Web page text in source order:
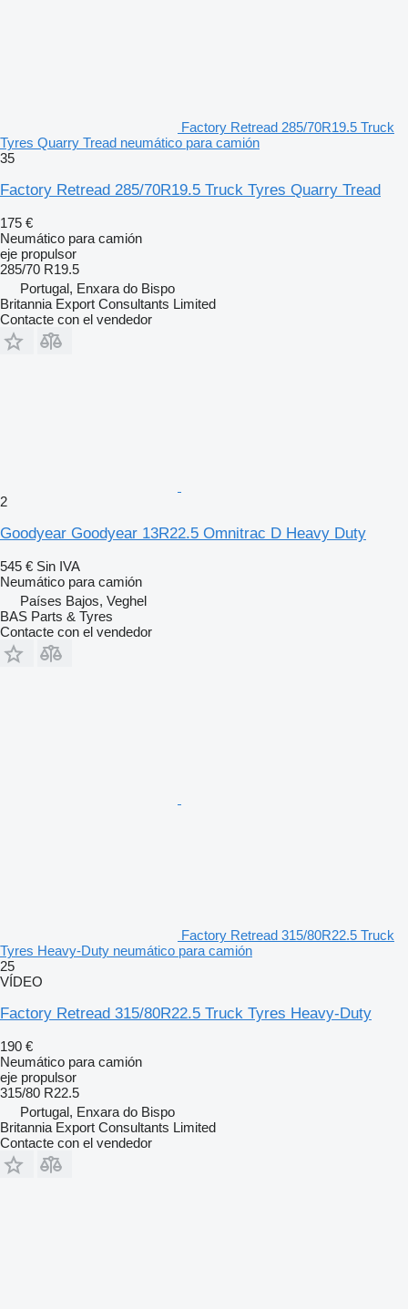
Factory Retread 285/70R19.5 Truck
Tyres Quarry Tread neumático para camión
35
Factory Retread 285/70R19.5 Truck Tyres Quarry Tread
175 €
Neumático para camión
eje propulsor
285/70 R19.5
Portugal, Enxara do Bispo
Britannia Export Consultants Limited
Contacte con el vendedor
2
Goodyear Goodyear 13R22.5 Omnitrac D Heavy Duty
545 € Sin IVA
Neumático para camión
Países Bajos, Veghel
BAS Parts & Tyres
Contacte con el vendedor
Factory Retread 315/80R22.5 Truck
Tyres Heavy-Duty neumático para camión
25
VÍDEO
Factory Retread 315/80R22.5 Truck Tyres Heavy-Duty
190 €
Neumático para camión
eje propulsor
315/80 R22.5
Portugal, Enxara do Bispo
Britannia Export Consultants Limited
Contacte con el vendedor